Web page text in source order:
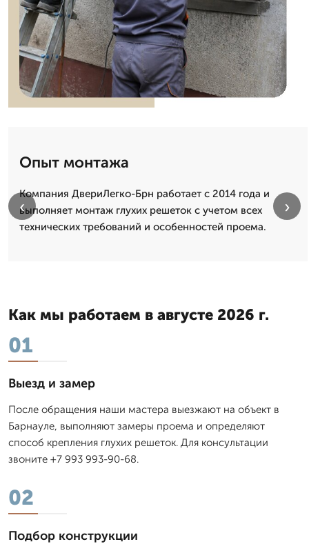
Опыт монтажа
Компания ДвериЛегко-Брн работает с 2014 года и
выполняет монтаж глухих решеток с учетом всех
технических требований и особенностей проема.
‹ ›
Как мы работаем в августе 2026 г.
01
Выезд и замер
После обращения наши мастера выезжают на объект в
Барнауле, выполняют замеры проема и определяют
способ крепления глухих решеток. Для консультации
звоните +7 993 993-90-68.
02
Подбор конструкции